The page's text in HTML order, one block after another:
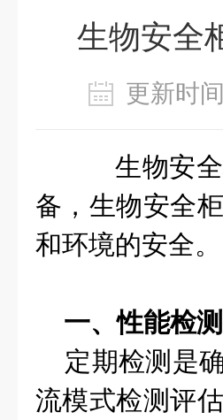
生物安全
更新时
生物安全
备，生物安全
和环境的安全。
一、性能检
定期检测是
流模式检测评